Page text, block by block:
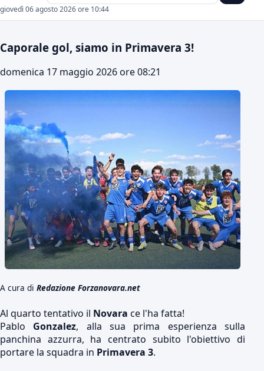
giovedì 06 agosto 2026 ore 10:44
Caporale gol, siamo in Primavera 3!
domenica 17 maggio 2026 ore 08:21
A cura di Redazione Forzanovara.net
Al quarto tentativo il Novara ce l'ha fatta!
Pablo Gonzalez, alla sua prima esperienza sulla
panchina azzurra, ha centrato subito l'obiettivo di
portare la squadra in Primavera 3.